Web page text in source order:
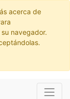
acerca de
navegador.